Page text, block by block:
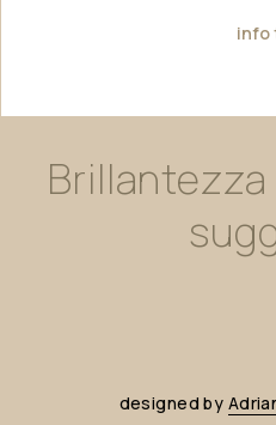
info
Brillantezza
designed by